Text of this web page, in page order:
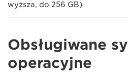
wyższa, do 256 GB)
Obsługiwane
operacyjne